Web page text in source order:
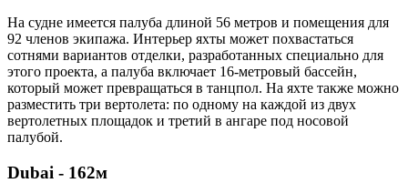
На судне имеется палуба длиной 56 метров и помещения для
92 членов экипажа. Интерьер яхты может похвастаться
сотнями вариантов отделки, разработанных специально для
этого проекта, а палуба включает 16-метровый бассейн,
который может превращаться в танцпол. На яхте также можно
разместить три вертолета: по одному на каждой из двух
вертолетных площадок и третий в ангаре под носовой
палубой.
Dubai - 162м